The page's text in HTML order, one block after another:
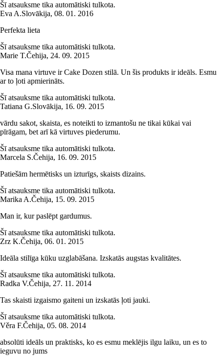
Šī atsauksme tika automātiski tulkota.
Eva A.Slovākija, 08. 01. 2016
Perfekta lieta
Šī atsauksme tika automātiski tulkota.
Marie T.Čehija, 24. 09. 2015
Visa mana virtuve ir Cake Dozen stilā. Un šis produkts ir ideāls. Esmu
ar to ļoti apmierināts.
Šī atsauksme tika automātiski tulkota.
Tatiana G.Slovākija, 16. 09. 2015
vārdu sakot, skaista, es noteikti to izmantošu ne tikai kūkai vai
pīrāgam, bet arī kā virtuves piederumu.
Šī atsauksme tika automātiski tulkota.
Marcela S.Čehija, 16. 09. 2015
Patiešām hermētisks un izturīgs, skaists dizains.
Šī atsauksme tika automātiski tulkota.
Marika A.Čehija, 15. 09. 2015
Man ir, kur paslēpt gardumus.
Šī atsauksme tika automātiski tulkota.
Zrz K.Čehija, 06. 01. 2015
Ideāla stilīga kūku uzglabāšana. Izskatās augstas kvalitātes.
Šī atsauksme tika automātiski tulkota.
Radka V.Čehija, 27. 11. 2014
Tas skaisti izgaismo gaiteni un izskatās ļoti jauki.
Šī atsauksme tika automātiski tulkota.
Věra F.Čehija, 05. 08. 2014
absolūti ideāls un praktisks, ko es esmu meklējis ilgu laiku, un es to
ieguvu no jums